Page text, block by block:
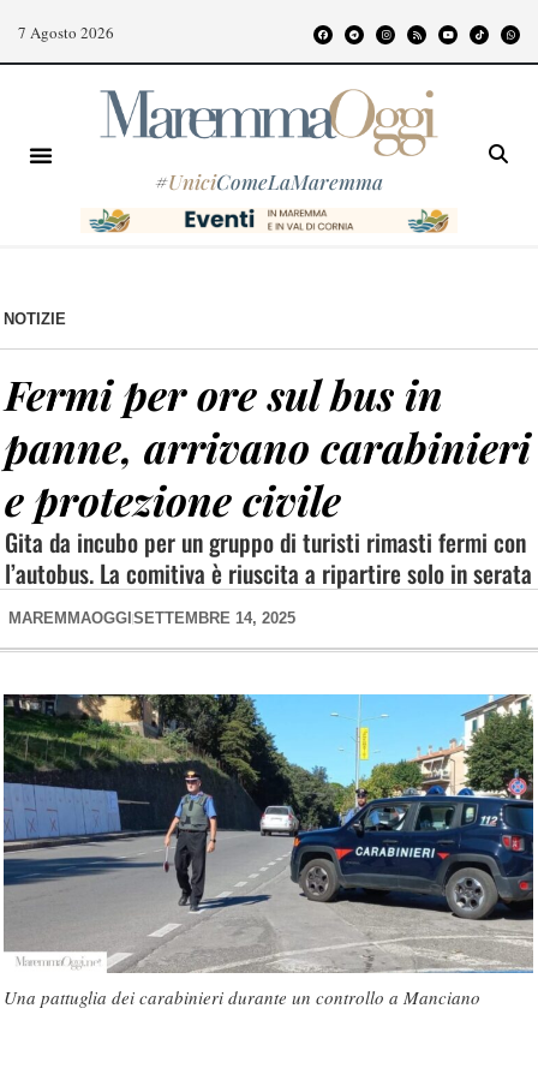
7 Agosto 2026
#UniciComeLaMaremma
NOTIZIE
Fermi per ore sul bus in
panne, arrivano carabinieri
e protezione civile
Gita da incubo per un gruppo di turisti rimasti fermi con
l’autobus. La comitiva è riuscita a ripartire solo in serata
MAREMMAOGGI SETTEMBRE 14, 2025
Una pattuglia dei carabinieri durante un controllo a Manciano